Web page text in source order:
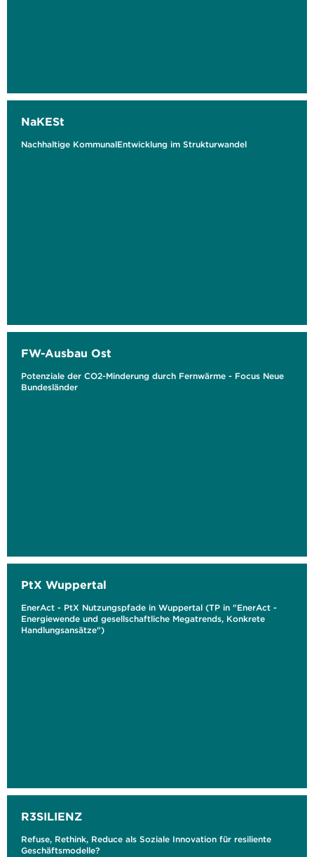
NaKESt
Nachhaltige KommunalEntwicklung im Strukturwandel
FW-Ausbau Ost
Potenziale der CO2-Minderung durch Fernwärme - Focus Neue
Bundesländer
PtX Wuppertal
EnerAct - PtX Nutzungspfade in Wuppertal (TP in "EnerAct -
Energiewende und gesellschaftliche Megatrends, Konkrete
Handlungsansätze")
R3SILIENZ
Refuse, Rethink, Reduce als Soziale Innovation für resiliente
Geschäftsmodelle?